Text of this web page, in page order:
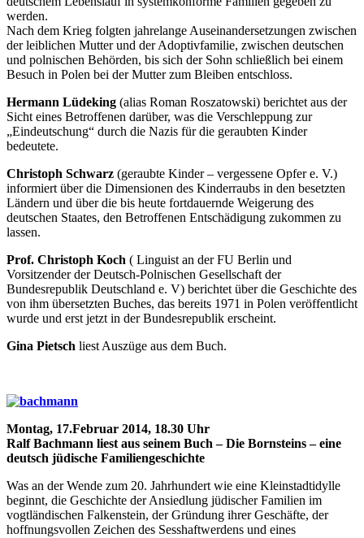
werden.
Nach dem Krieg folgten jahrelange Auseinandersetzungen zwischen
der leiblichen Mutter und der Adoptivfamilie, zwischen deutschen
und polnischen Behörden, bis sich der Sohn schließlich bei einem
Besuch in Polen bei der Mutter zum Bleiben entschloss.
Hermann Lüdeking (alias Roman Roszatowski) berichtet aus der
Sicht eines Betroffenen darüber, was die Verschleppung zur
„Eindeutschung“ durch die Nazis für die geraubten Kinder
bedeutete.
Christoph Schwarz (geraubte Kinder – vergessene Opfer e. V.)
informiert über die Dimensionen des Kinderraubs in den besetzten
Ländern und über die bis heute fortdauernde Weigerung des
deutschen Staates, den Betroffenen Entschädigung zukommen zu
lassen.
Prof. Christoph Koch ( Linguist an der FU Berlin und
Vorsitzender der Deutsch-Polnischen Gesellschaft der
Bundesrepublik Deutschland e. V) berichtet über die Geschichte des
von ihm übersetzten Buches, das bereits 1971 in Polen veröffentlicht
wurde und erst jetzt in der Bundesrepublik erscheint.
Gina Pietsch liest Auszüge aus dem Buch.
Montag, 17.Februar 2014, 18.30 Uhr
Ralf Bachmann liest aus seinem Buch – Die Bornsteins – eine
deutsch jüdische Familiengeschichte
Was an der Wende zum 20. Jahrhundert wie eine Kleinstadtidylle
beginnt, die Geschichte der Ansiedlung jüdischer Familien im
vogtländischen Falkenstein, der Gründung ihrer Geschäfte, der
hoffnungsvollen Zeichen des Sesshaftwerdens und eines